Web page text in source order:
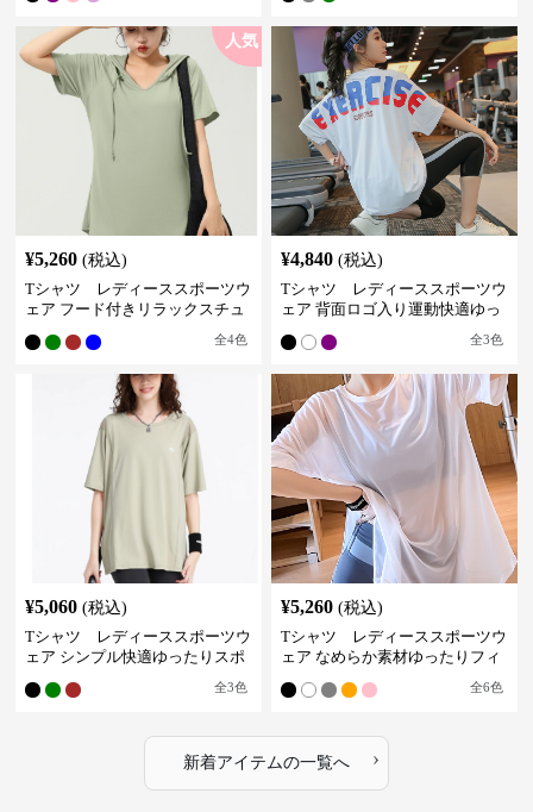
人気
¥5,260 (税込)
Tシャツ レディーススポーツウ
ェア フード付きリラックスチュ
全4色
¥4,840 (税込)
Tシャツ レディーススポーツウ
ェア 背面ロゴ入り運動快適ゆっ
全3色
¥5,060 (税込)
Tシャツ レディーススポーツウ
ェア シンプル快適ゆったりスポ
全3色
¥5,260 (税込)
Tシャツ レディーススポーツウ
ェア なめらか素材ゆったりフィ
全6色
新着アイテムの一覧へ ›